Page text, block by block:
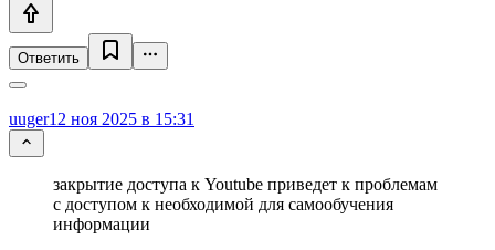
Ответить
uuger12 ноя 2025 в 15:31
закрытие доступа к Youtube приведет к проблемам
с доступом к необходимой для самообучения
информации